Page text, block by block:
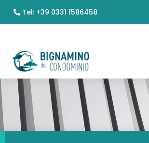
Tel: +39 0331 1586458